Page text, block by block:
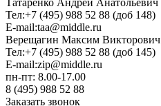
Татаренко Андрей Анатольевич
Тел:+7 (495) 988 52 88 (доб 148)
E-mail:taa@middle.ru
Верещагин Максим Викторович
Тел:+7 (495) 988 52 88 (доб 145)
E-mail:zip@middle.ru
пн-пт: 8.00-17.00
8 (495) 988 52 88
Заказать звонок